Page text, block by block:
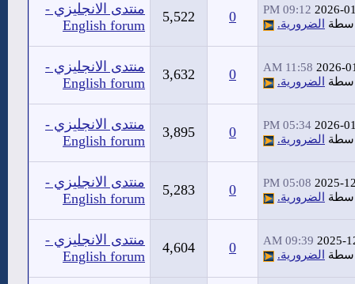
2026-
09:12 PM
الضرورية. 0
5,522
منتدى الانجليزي -
English forum
2026-
11:58 AM
الضرورية. 0
3,632
منتدى الانجليزي -
English forum
2026-
05:34 PM
الضرورية. 0
3,895
منتدى الانجليزي -
English forum
2025-
05:08 PM
الضرورية. 0
5,283
منتدى الانجليزي -
English forum
2025-
09:39 AM
الضرورية. 0
4,604
منتدى الانجليزي -
English forum